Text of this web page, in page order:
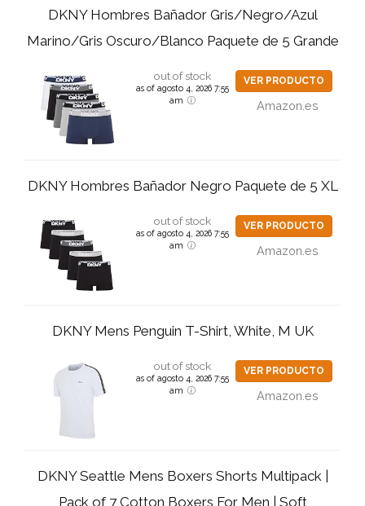
DKNY Hombres Bañador Gris/Negro/Azul
Marino/Gris Oscuro/Blanco Paquete de 5 Grande
out of stock
as of agosto 4, 2026 7:55
am
VER PRODUCTO
Amazon.es
DKNY Hombres Bañador Negro Paquete de 5 XL
out of stock
as of agosto 4, 2026 7:55
am
VER PRODUCTO
Amazon.es
DKNY Mens Penguin T-Shirt, White, M UK
out of stock
as of agosto 4, 2026 7:55
am
VER PRODUCTO
Amazon.es
DKNY Seattle Mens Boxers Shorts Multipack |
Pack of 7 Cotton Boxers For Men | Soft